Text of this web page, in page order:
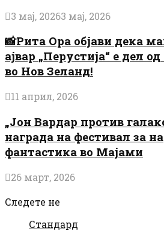
3 мај, 20263 мај, 2026
📸Рита Ора објави дека
ајвар „Перустија“ е дел
во Нов Зеланд!
11 април, 2026
„Јон Вардар против
награда на фестивал за
фантастика во Мајами
26 март, 2026
Следете не
Стандард